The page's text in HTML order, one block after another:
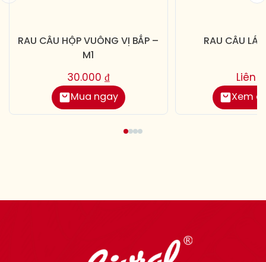
RAU CÂU HỘP VUÔNG VỊ BẮP –
M1
Mua ngay
30.000 ₫
RAU CÂU LÁ
Xem
Liên